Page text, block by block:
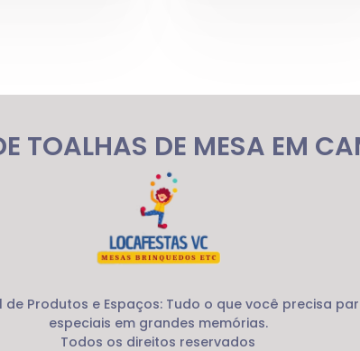
TOALHAS DE MESA EM
de Produtos e Espaços: Tudo o que você precisa
especiais em grandes memórias.
Todos os direitos reservados